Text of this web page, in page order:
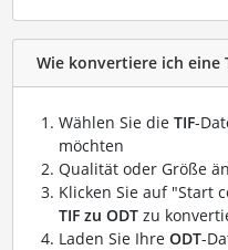
Wie konvertiere ich eine
Wählen Sie die TIF-
möchten
Qualität oder Größe
Klicken Sie auf "Start
TIF zu ODTzu
Laden Sie Ihre ODT-